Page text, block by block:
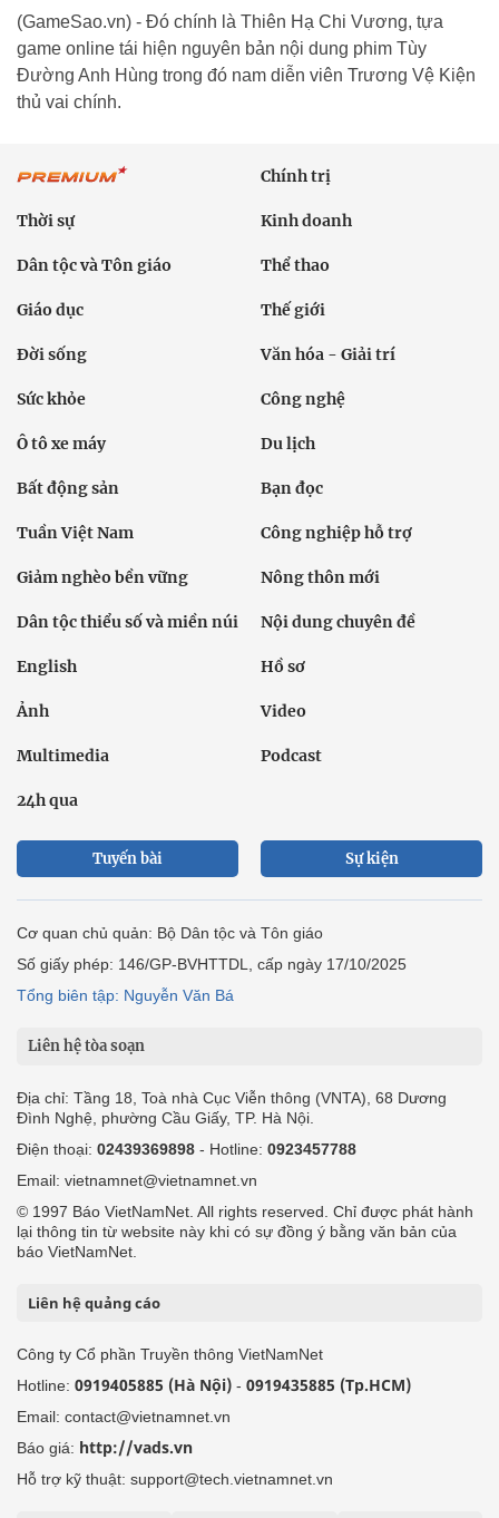
(GameSao.vn) - Đó chính là Thiên Hạ Chi Vương, tựa
game online tái hiện nguyên bản nội dung phim Tùy
Đường Anh Hùng trong đó nam diễn viên Trương Vệ Kiện
thủ vai chính.
Chính trị
Thời sự Kinh doanh
Dân tộc và Tôn giáo Thể thao
Giáo dục Thế giới
Đời sống Văn hóa - Giải trí
Sức khỏe Công nghệ
Ô tô xe máy Du lịch
Bất động sản Bạn đọc
Tuần Việt Nam Công nghiệp hỗ trợ
Giảm nghèo bền vững Nông thôn mới
Dân tộc thiểu số và miền núi Nội dung chuyên đề
English Hồ sơ
Ảnh Video
Multimedia Podcast
24h qua
Tuyến bài Sự kiện
Cơ quan chủ quản: Bộ Dân tộc và Tôn giáo
Số giấy phép: 146/GP-BVHTTDL, cấp ngày 17/10/2025
Tổng biên tập: Nguyễn Văn Bá
Liên hệ tòa soạn
Địa chỉ: Tầng 18, Toà nhà Cục Viễn thông (VNTA), 68 Dương
Đình Nghệ, phường Cầu Giấy, TP. Hà Nội.
Điện thoại: 02439369898 - Hotline: 0923457788
Email: vietnamnet@vietnamnet.vn
© 1997 Báo VietNamNet. All rights reserved. Chỉ được phát hành
lại thông tin từ website này khi có sự đồng ý bằng văn bản của
báo VietNamNet.
Liên hệ quảng cáo
Công ty Cổ phần Truyền thông VietNamNet
Hotline: 0919405885 (Hà Nội) - 0919435885 (Tp.HCM)
Email: contact@vietnamnet.vn
Báo giá: http://vads.vn
Hỗ trợ kỹ thuật: support@tech.vietnamnet.vn